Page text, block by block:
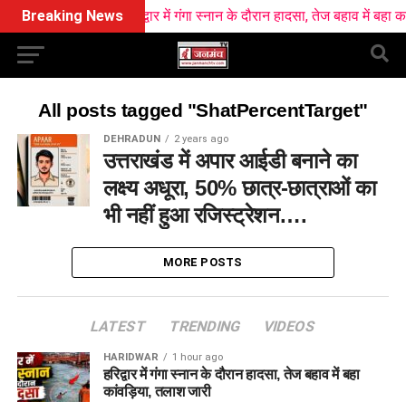
Breaking Newsहरिद्वार में गंगा स्नान के दौरान हादसा, तेज बहाव में बहा
All posts tagged "ShatPercentTarget"
DEHRADUN 2 years ago
उत्तराखंड में अपार आईडी बनाने का
लक्ष्य अधूरा, 50% छात्र-छात्राओं का
भी नहीं हुआ रजिस्ट्रेशन….
MORE POSTS
LATEST TRENDING VIDEOS
HARIDWAR 1 hour ago
हरिद्वार में गंगा स्नान के दौरान हादसा, तेज बहाव में बहा
कांवड़िया, तलाश जारी